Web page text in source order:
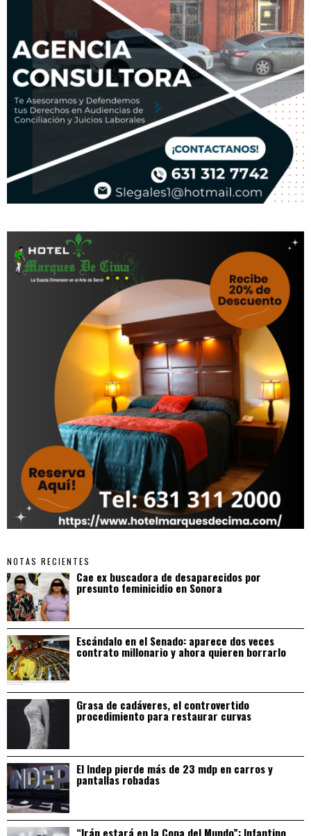
NOTAS RECIENTES
Cae ex buscadora de desaparecidos por
presunto feminicidio en Sonora
Escándalo en el Senado: aparece dos veces
contrato millonario y ahora quieren borrarlo
Grasa de cadáveres, el controvertido
procedimiento para restaurar curvas
El Indep pierde más de 23 mdp en carros y
pantallas robadas
“Irán estará en la Copa del Mundo”: Infantino